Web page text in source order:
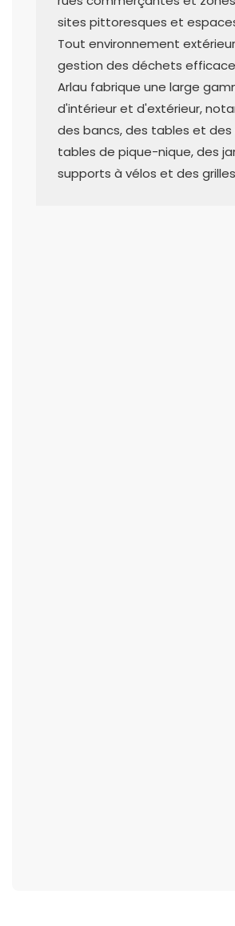
sites pittoresques et
Tout environnement
gestion des déchets efficace
Arlau fabrique une large
d'intérieur et d'extérieur,
des bancs, des tables et des
tables de pique-nique, des
supports à vélos et des